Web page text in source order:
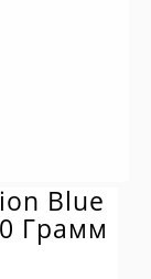
Blue
Грамм